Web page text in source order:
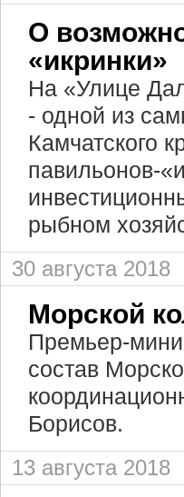
О
«икринки»
На «Улице
- одной из
Камчатского
павильонов-
рыбном
30 августа 2018
Морской
Премьер-
состав
Борисов.
13 августа 2018